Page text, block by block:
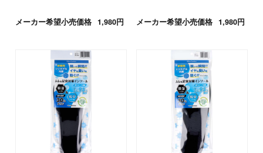
メーカー希望小売価格 1,980円 メーカー希望小売価格 1,980円